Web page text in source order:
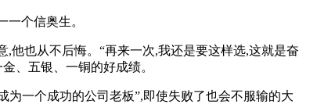
个信奥生。
他也从不后悔。“再来一次,我还是要这样选,这就是奋
、五银、一铜的好成绩。
一个成功的公司老板”,即使失败了也会不服输的大